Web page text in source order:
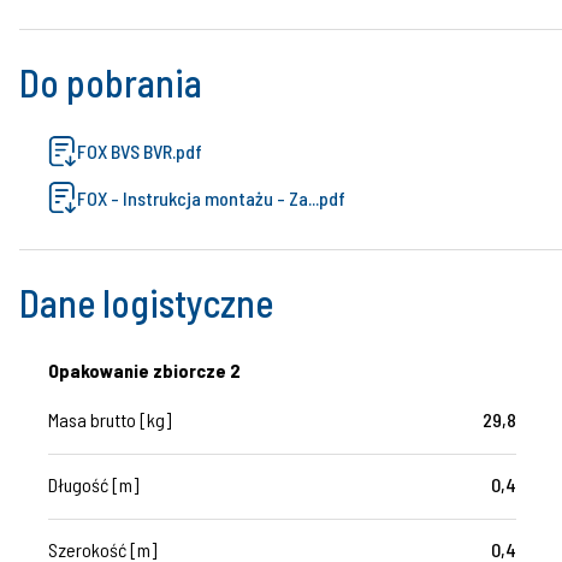
Do pobrania
FOX BVS BVR.pdf
FOX - Instrukcja montażu - Za...pdf
Dane logistyczne
Opakowanie zbiorcze 2
Masa brutto [kg] 29,8
Długość [m] 0,4
Szerokość [m] 0,4